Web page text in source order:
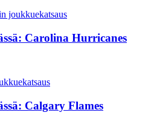
Carolina Hurricanes
Calgary Flames